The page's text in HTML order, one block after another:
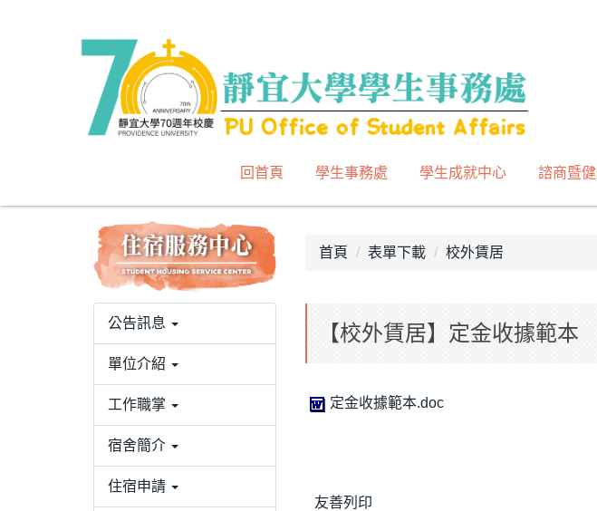
回首頁 學生事務處 學生成就中心 諮商暨
公告訊息
單位介紹
工作職掌
宿舍簡介
住宿申請
首頁 表單下載 校外賃居
【校外賃居】定金收據範本
定金收據範本.doc
友善列印